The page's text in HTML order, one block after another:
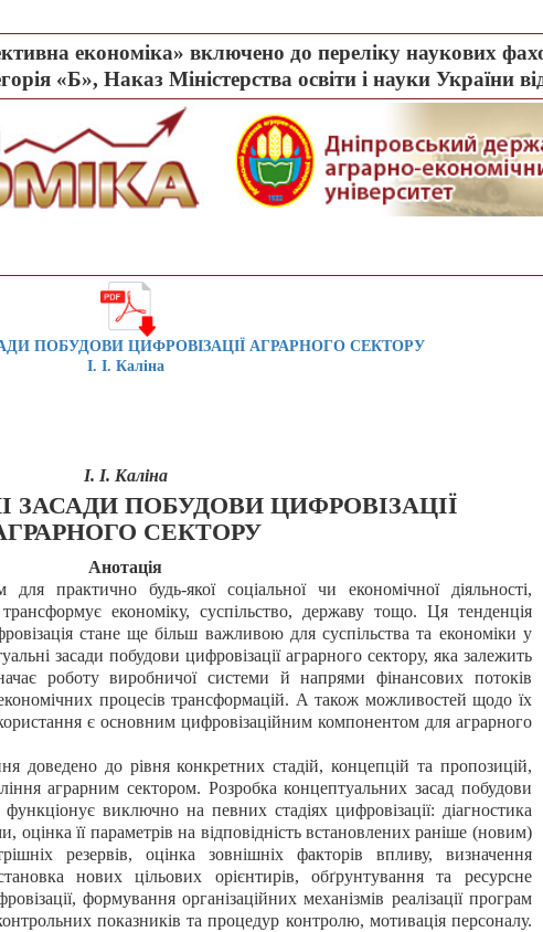
економіка» включено до переліку наукових
«Б», Наказ Міністерства освіти і науки України
ПОБУДОВИ ЦИФРОВІЗАЦІЇ АГРАРНОГО СЕКТОРУ
І. І. Каліна
І. І. Каліна
ЗАСАДИ ПОБУДОВИ ЦИФРОВІЗАЦІЇ
СЕКТОРУ
Анотація
практично будь-якої соціальної чи економічної діяльності,
економіку, суспільство, державу тощо. Ця тенденція
стане ще більш важливою для суспільства та економіки у
засади побудови цифровізації аграрного сектору, яка залежить
роботу виробничої системи й напрями фінансових потоків
процесів трансформацій. А також можливостей щодо їх
є основним цифровізаційним компонентом для аграрного
доведено до рівня конкретних стадій, концепцій та пропозицій,
аграрним сектором. Розробка концептуальних засад побудови
функціонує виключно на певних стадіях цифровізації: діагностика
оцінка її параметрів на відповідність встановлених раніше (новим)
резервів, оцінка зовнішніх факторів впливу, визначення
нових цільових орієнтирів, обґрунтування та ресурсне
формування організаційних механізмів реалізації програм
контрольних показників та процедур контролю, мотивація персоналу.